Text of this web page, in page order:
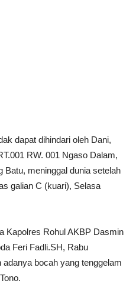
dapat dihindari oleh Dani,
RW. 001 Ngaso Dalam,
Batu, meninggal dunia setelah
galian C (kuari), Selasa
Kapolres Rohul AKBP Dasmin
Feri Fadli.SH, Rabu
bocah yang tenggelam